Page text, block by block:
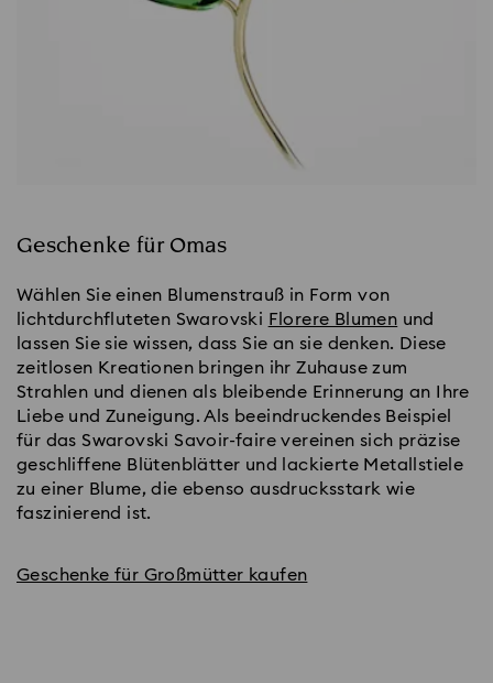
Geschenke für Omas
Wählen Sie einen Blumenstrauß in Form von
lichtdurchfluteten Swarovski Florere Blumen und
lassen Sie sie wissen, dass Sie an sie denken. Diese
zeitlosen Kreationen bringen ihr Zuhause zum
Strahlen und dienen als bleibende Erinnerung an Ihre
Liebe und Zuneigung. Als beeindruckendes Beispiel
für das Swarovski Savoir-faire vereinen sich präzise
geschliffene Blütenblätter und lackierte Metallstiele
zu einer Blume, die ebenso ausdrucksstark wie
faszinierend ist.
Geschenke für Großmütter kaufen